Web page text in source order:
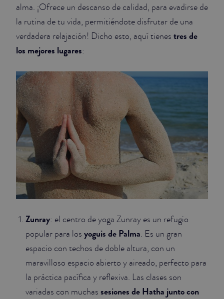
alma. ¡Ofrece un descanso de calidad, para evadirse de
la rutina de tu vida, permitiéndote disfrutar de una
verdadera relajación! Dicho esto, aquí tienes tres de
los mejores lugares:
Zunray: el centro de yoga Zunray es un refugio
popular para losyoguis de Palma. Es un gran
espacio con techos de doble altura, con un
maravilloso espacio abierto y aireado, perfecto para
la práctica pacífica y reflexiva. Las clases son
variadas con muchassesiones de Hatha junto con